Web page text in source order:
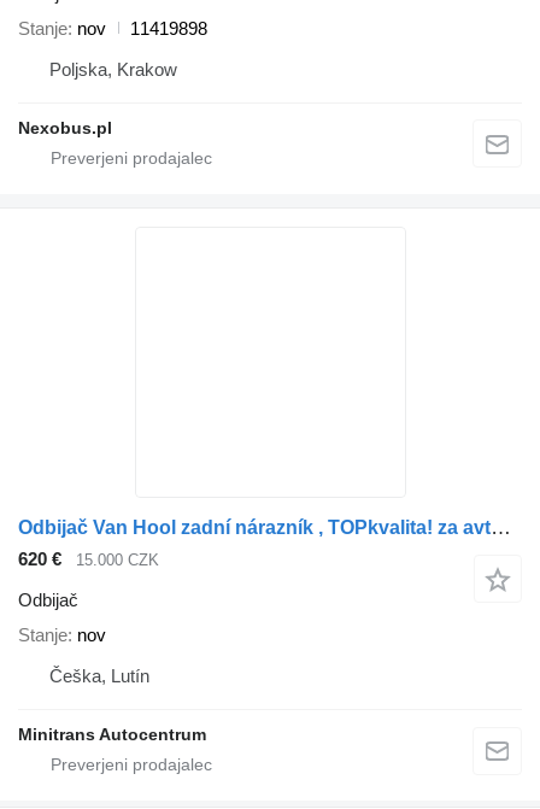
Stanje nov
11419898
Poljska, Krakow
Nexobus.pl
Odbijač Van Hool zadní nárazník , TOPkvalita! za avtobus Van Hool T9
620 € 15.000 CZK
Odbijač
Stanje nov
Češka, Lutín
Minitrans Autocentrum